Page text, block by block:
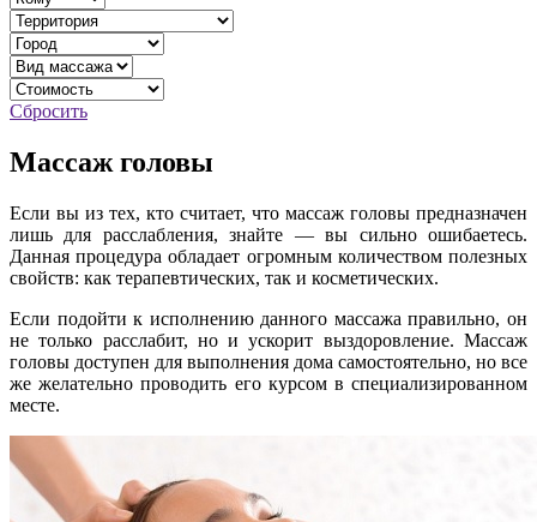
Сбросить
Массаж головы
Если вы из тех, кто считает, что массаж головы предназначен
лишь для расслабления, знайте — вы сильно ошибаетесь.
Данная процедура обладает огромным количеством полезных
свойств: как терапевтических, так и косметических.
Если подойти к исполнению данного массажа правильно, он
не только расслабит, но и ускорит выздоровление. Массаж
головы доступен для выполнения дома самостоятельно, но все
же желательно проводить его курсом в специализированном
месте.